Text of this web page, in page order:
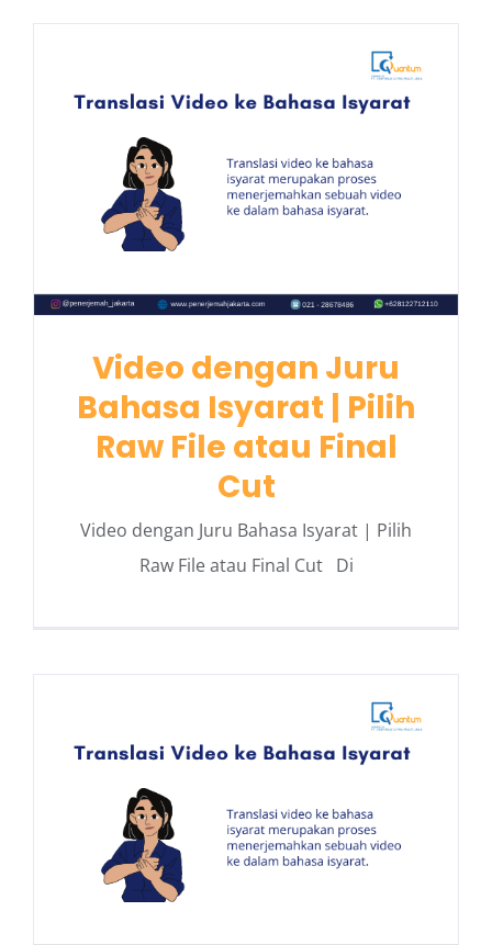
Video dengan Juru
Bahasa Isyarat | Pilih
Raw File atau Final
Cut
Video dengan Juru Bahasa Isyarat | Pilih
Raw File atau Final Cut Di